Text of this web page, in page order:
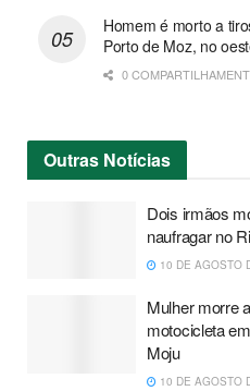
Homem é morto a
Porto de Moz, no
0
Outras Notícias
Dois irmãos
naufragar no
10 DE AGOSTO
Mulher morre
motocicleta
Moju
10 DE AGOSTO